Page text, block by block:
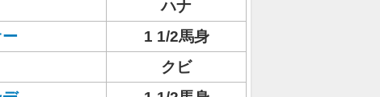
ハナ
1 1/2馬身
クビ